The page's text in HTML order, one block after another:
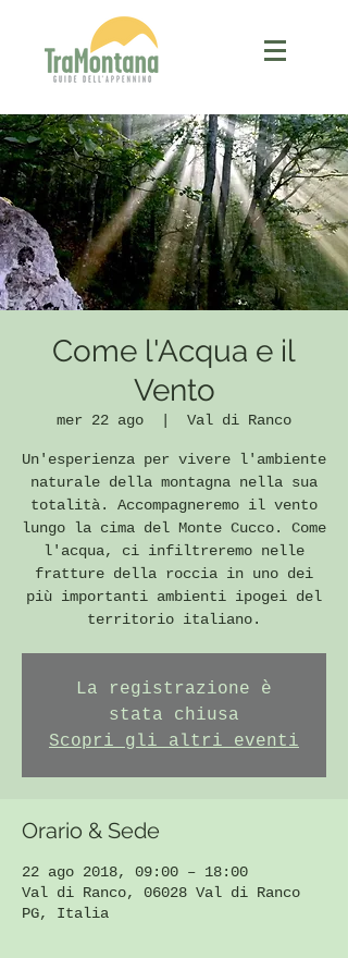
Come l'Acqua e il
Vento
mer 22 ago Val di Ranco
Un'esperienza per vivere l'ambiente
naturale della montagna nella sua
totalità. Accompagneremo il vento
lungo la cima del Monte Cucco. Come
l'acqua, ci infiltreremo nelle
fratture della roccia in uno dei
più importanti ambienti ipogei del
territorio italiano.
La registrazione è
stata chiusa
Scopri gli altri eventi
Orario & Sede
22 ago 2018, 09:00 – 18:00
Val di Ranco, 06028 Val di Ranco
PG, Italia